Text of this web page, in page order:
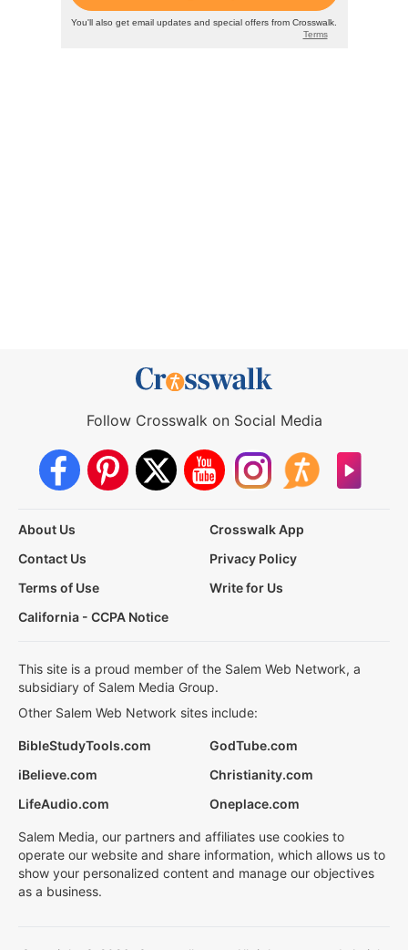
Follow Crosswalk on Social Media
About Us
Crosswalk App
Contact Us
Privacy Policy
Terms of Use
Write for Us
California - CCPA Notice
This site is a proud member of the Salem Web Network, a
subsidiary of Salem Media Group.
Other Salem Web Network sites include:
BibleStudyTools.com
GodTube.com
iBelieve.com
Christianity.com
LifeAudio.com
Oneplace.com
Salem Media, our partners and affiliates use cookies to
operate our website and share information, which allows us to
show your personalized content and manage our objectives
as a business.